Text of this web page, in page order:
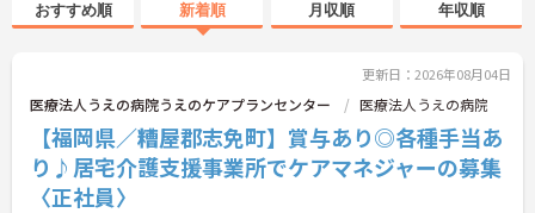
おすすめ順 新着順 月収順 年収順
更新日：2026年08月04日
医療法人うえの病院うえのケアプランセンター 医療法人うえの病院
【福岡県／糟屋郡志免町】賞与あり◎各種手当あ
り♪居宅介護支援事業所でケアマネジャーの募集
〈正社員〉